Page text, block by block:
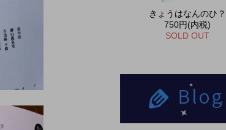
きょうはなんのひ？
750円(内税)
SOLD OUT